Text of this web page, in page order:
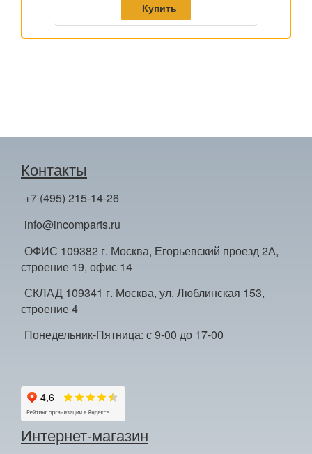
Купить
Контакты
+7 (495) 215-14-26
info@incomparts.ru
ОФИС 109382 г. Москва, Егорьевский проезд 2А,
строение 19, офис 14
СКЛАД 109341 г. Москва, ул. Люблинская 153,
строение 4
Понедельник-Пятница: с 9-00 до 17-00
Интернет-магазин